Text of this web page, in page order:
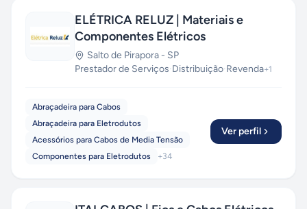
ELÉTRICA RELUZ | Materiais e
Componentes Elétricos
Salto de Pirapora - SP
Prestador de Serviços·Distribuição·Revenda+1
Abraçadeira para Cabos
Abraçadeira para Eletrodutos
Acessórios para Cabos de Media Tensão
Componentes para Eletrodutos
+34
Ver perfil